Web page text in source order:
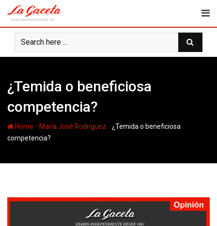
content
¿Temida o beneficiosa
competencia?
Home - María José Rodríguez - ¿Temida o beneficiosa
competencia?